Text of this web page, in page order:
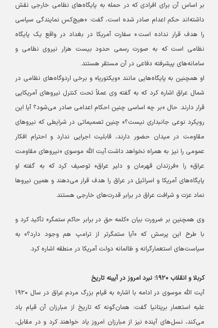
بر اساس آن برای افرادی که در حمله به پایگاه‌های نظامی خارجی نقش
داشته‌اند حکم اعدام صادر شده است، گفت: «هیچ‌کس نمایندگی سیاسی
را هدف قرار نداده است.» سفارت آمریکا در بغداد در واقع یک پایگاه
نظامی است که به صورت رسمی حدود بیست هزار نیروی نظامی و
سامانه‌های پیشرفته دفاعی در آن مستقر هستند.
او همچنین به پایگاه‌هایی مانند «ویکتوریا» و برخی اردوگاه‌های نظامی در
شمال عراق اشاره کرد که به گفته وی عملاً تحت کنترل نیروهای آمریکایی
قرار دارند. حال «بر چه اساسی چنین احکام اعدامی صادر می‌شود؟ آیا این
رویکرد نوعی جانبداری نیست؟» چنین تصمیماتی در شرایطی که نیروهای
مقاومت در میدان حضور دارند، قابلیت اجرایی ندارد و احترام افکار
عمومی را نیز به همراه نخواهد داشت.آیت الله موسوی «نیروهای مقاومت
عراق» را «فرزندان قهرمان و دلیر عراق» توصیف کرد که به گفته او
پایگاه‌های آمریکا و اسرائیل در عراق را هدف قرار می‌دهند و همین نیروها
نماد عزت و شرافت عراق در برابر قدرت‌های خارجی هستند.
وی همچنین بر ضرورت بیان «کلمه حق در برابر حاکم ستمگر» تأکید کرد و
با طرح این پرسش که «آیا ستمگرتر از ترامپ هم وجود دارد؟» به
سیاست‌های استعمارگرانه و ظالمانه دولت آمریکا در منطقه اشاره کرد.
کربلا و انقلاب ۱۹۲۰؛ نبرد امروز در آیینه تاریخ
آیت الله موسوی در ادامه با اشاره به قیام بزرگ مردم عراق در سال ۱۹۲۰
علیه استعمار بریتانیا گفت: همان‌گونه که تاریخ از مبارزان آن قیام یاد
می‌کند، نسل‌های آینده نیز از مبارزان امروز یاد خواهند کرد و در مقابل،